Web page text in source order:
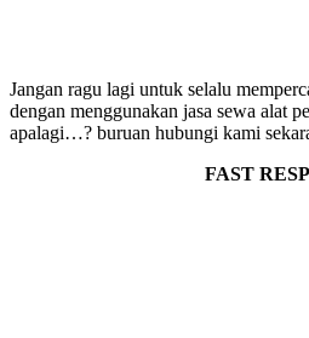
Jangan ragu lagi untuk selalu
dengan menggunakan jasa sewa alat
apalagi…? buruan hubungi kami
FAST